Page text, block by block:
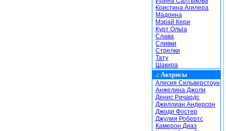
Кристина Агилера
Мадонна
Мэрай Кери
Курт Ольга
Слава
Сливки
Стрелки
Тату
Шакира
.: Актрисы
Алисия Сильверстоун
Анжелина Джоли
Денис Ричардс
Джиллиан Андерсон
Джоди Фостер
Джулия Робертс
Камерон Диаз